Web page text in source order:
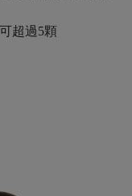
超過5顆